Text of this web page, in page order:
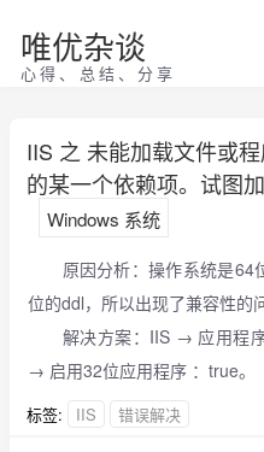
唯优杂谈
心得、总结、分享
IIS 之 未能加载文件或
的某一个依赖项。试图
Windows 系统
原因分析：操作系统是64
位的ddl，所以出现了兼容性的
解决方案：IIS → 应用程
→ 启用32位应用程序 ：true。
标签: IIS
错误解决